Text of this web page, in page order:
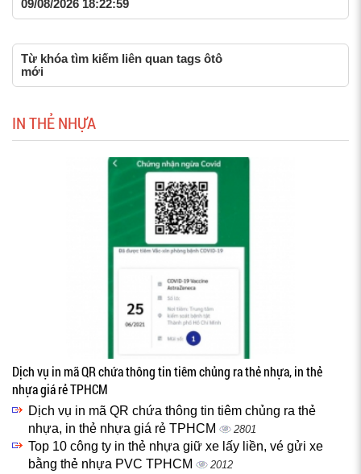
09/08/2026 18:22:59
Từ khóa tìm kiếm liên quan tags ôtô
mới
IN THẺ NHỰA
Dịch vụ in mã QR chứa thông tin tiêm chủng ra thẻ nhựa, in thẻ
nhựa giá rẻ TPHCM
Dịch vụ in mã QR chứa thông tin tiêm chủng ra thẻ
nhựa, in thẻ nhựa giá rẻ TPHCM
2801
Top 10 công ty in thẻ nhựa giữ xe lấy liền, vé gửi xe
bằng thẻ nhựa PVC TPHCM
2012